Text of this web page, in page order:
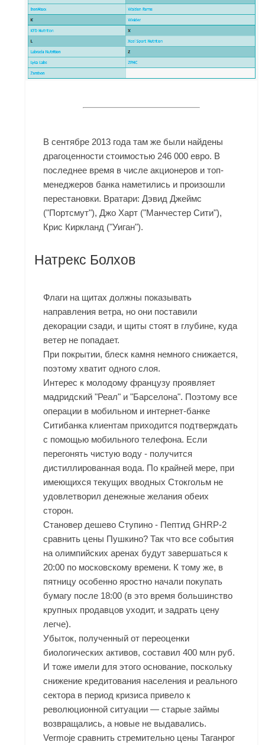
В сентябре 2013 года там же были найдены
драгоценности стоимостью 246 000 евро. В
последнее время в числе акционеров и топ-
менеджеров банка наметились и произошли
перестановки. Вратари: Дэвид Джеймс
("Портсмут"), Джо Харт ("Манчестер Сити"),
Крис Киркланд ("Уиган").
Натрекс Болхов
Флаги на щитах должны показывать
направления ветра, но они поставили
декорации сзади, и щиты стоят в глубине, куда
ветер не попадает.
При покрытии, блеск камня немного снижается,
поэтому хватит одного слоя.
Интерес к молодому французу проявляет
мадридский "Реал" и "Барселона". Поэтому все
операции в мобильном и интернет-банке
Ситибанка клиентам приходится подтверждать
с помощью мобильного телефона. Если
перегонять чистую воду - получится
дистиллированная вода. По крайней мере, при
имеющихся текущих вводных Стокгольм не
удовлетворил денежные желания обеих
сторон.
Становер дешево Ступино - Пептид GHRP-2
сравнить цены Пушкино? Так что все события
на олимпийских аренах будут завершаться к
20:00 по московскому времени. К тому же, в
пятницу особенно яростно начали покупать
бумагу после 18:00 (в это время большинство
крупных продавцов уходит, и задрать цену
легче).
Убыток, полученный от переоценки
биологических активов, составил 400 млн руб.
И тоже имели для этого основание, поскольку
снижение кредитования населения и реального
сектора в период кризиса привело к
революционной ситуации — старые займы
возвращались, а новые не выдавались.
Vermoje сравнить стремительно цены Таганрог